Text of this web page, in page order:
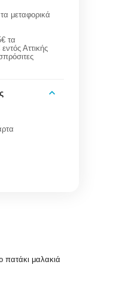
μεταφορικά
τα
Αττικής
πατάκι μαλακιά